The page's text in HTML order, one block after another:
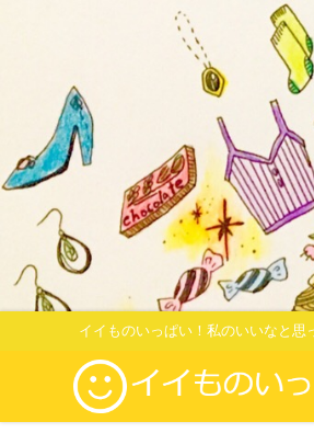
イイものいっぱい！私のいいなと思